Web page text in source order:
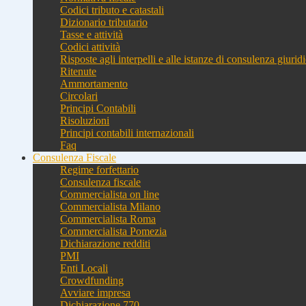
Codici tributo e catastali
Dizionario tributario
Tasse e attività
Codici attività
Risposte agli interpelli e alle istanze di consulenza
Ritenute
Ammortamento
Circolari
Principi Contabili
Risoluzioni
Principi contabili internazionali
Faq
Consulenza Fiscale
Regime forfettario
Consulenza fiscale
Commercialista on line
Commercialista Milano
Commercialista Roma
Commercialista Pomezia
Dichiarazione redditi
PMI
Enti Locali
Crowdfunding
Avviare impresa